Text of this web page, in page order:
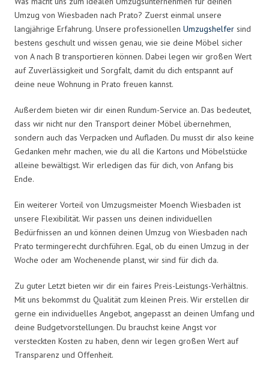
Umzug von Wiesbaden nach Prato? Zuerst einmal unsere
langjährige Erfahrung. Unsere professionellen Umzugshelfer sind
bestens geschult und wissen genau, wie sie deine Möbel sicher
von A nach B transportieren können. Dabei legen wir großen Wert
auf Zuverlässigkeit und Sorgfalt, damit du dich entspannt auf
deine neue Wohnung in Prato freuen kannst.
Außerdem bieten wir dir einen Rundum-Service an. Das bedeutet,
dass wir nicht nur den Transport deiner Möbel übernehmen,
sondern auch das Verpacken und Aufladen. Du musst dir also keine
Gedanken mehr machen, wie du all die Kartons und Möbelstücke
alleine bewältigst. Wir erledigen das für dich, von Anfang bis
Ende.
Ein weiterer Vorteil von Umzugsmeister Moench Wiesbaden ist
unsere Flexibilität. Wir passen uns deinen individuellen
Bedürfnissen an und können deinen Umzug von Wiesbaden nach
Prato termingerecht durchführen. Egal, ob du einen Umzug in der
Woche oder am Wochenende planst, wir sind für dich da.
Zu guter Letzt bieten wir dir ein faires Preis-Leistungs-Verhältnis.
Mit uns bekommst du Qualität zum kleinen Preis. Wir erstellen dir
gerne ein individuelles Angebot, angepasst an deinen Umfang und
deine Budgetvorstellungen. Du brauchst keine Angst vor
versteckten Kosten zu haben, denn wir legen großen Wert auf
Transparenz und Offenheit.